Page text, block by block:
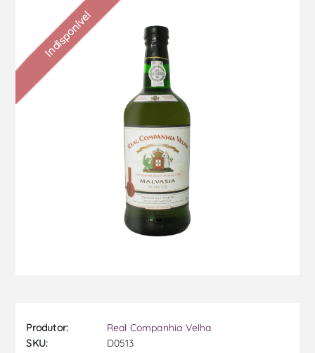
Indisponível
Produtor:
Real Companhia Velha
SKU:
D0513